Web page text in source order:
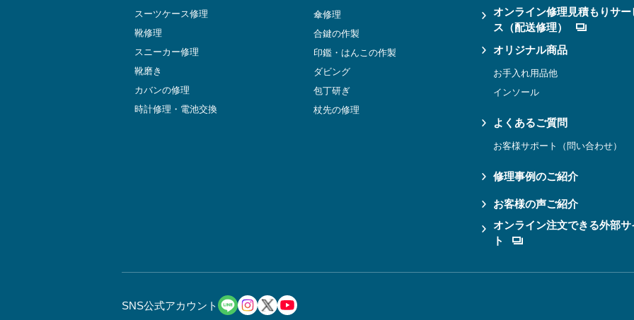
スーツケース修理
靴修理
スニーカー修理
靴磨き
カバンの修理
時計修理・電池交換
傘修理
合鍵の作製
印鑑・はんこの作製
ダビング
包丁研ぎ
杖先の修理
オンライン修理見積もりサー
ス（配送修理）
オリジナル商品
お手入れ用品他
インソール
よくあるご質問
お客様サポート（問い合わせ）
修理事例のご紹介
お客様の声ご紹介
オンライン注文できる外部サ
ト
SNS公式アカウント